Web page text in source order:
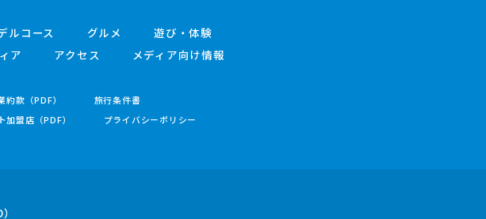
ルコース グルメ
遊び・体験
ア アクセス メディア向け情報
約款（PDF）
旅行条件書
加盟店（PDF） プライバシーポリシー